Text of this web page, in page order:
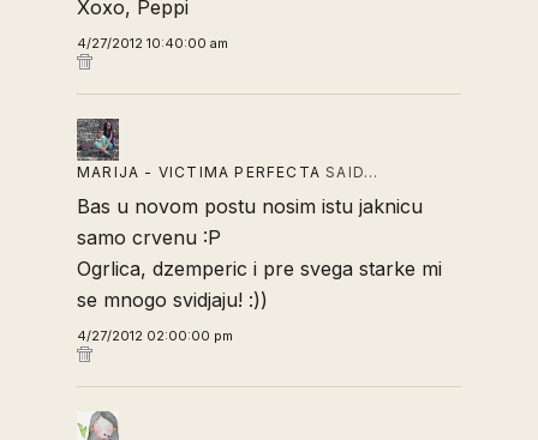
Xoxo, Peppi
4/27/2012 10:40:00 am
MARIJA - VICTIMA PERFECTA SAID…
Bas u novom postu nosim istu jaknicu
samo crvenu :P
Ogrlica, dzemperic i pre svega starke mi
se mnogo svidjaju! :))
4/27/2012 02:00:00 pm